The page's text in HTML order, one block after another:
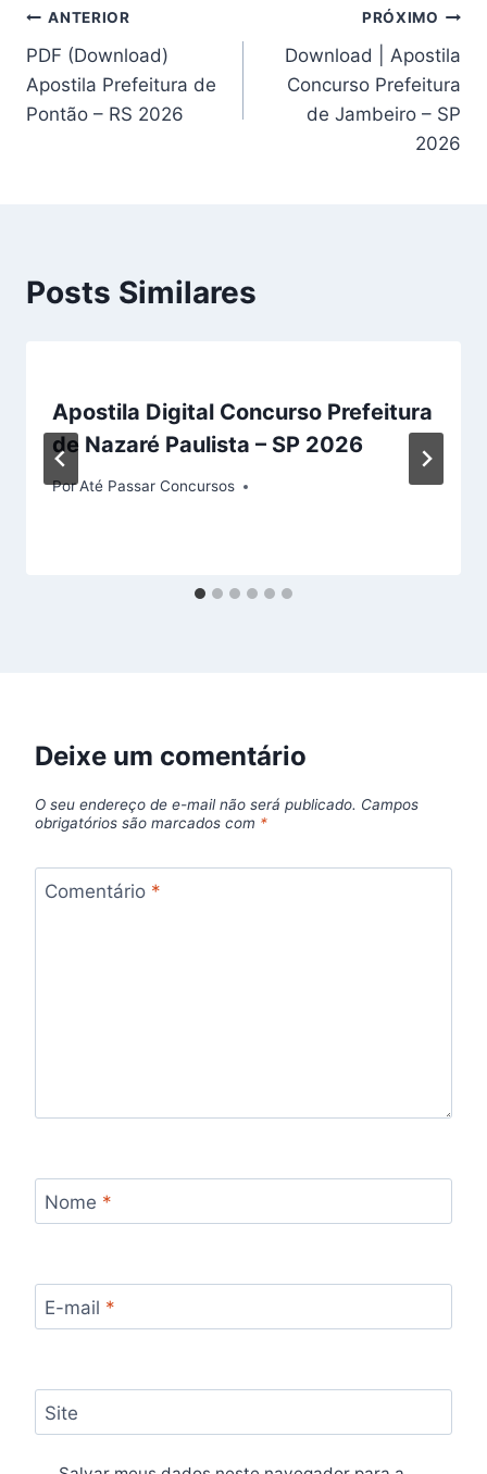
Navegação
de
Post
ANTERIOR
PDF (Download)
Apostila Prefeitura de
Pontão – RS 2026
PRÓXIMO
Download | Apostila
Concurso Prefeitura
de Jambeiro – SP
2026
Posts Similares
Apostila Digital Concurso Prefeitura
de Nazaré Paulista – SP 2026
PorAté Passar Concursos
Deixe um comentário
O seu endereço de e-mail não será publicado. Campos
obrigatórios são marcados com *
Comentário *
Nome *
E-mail *
Site